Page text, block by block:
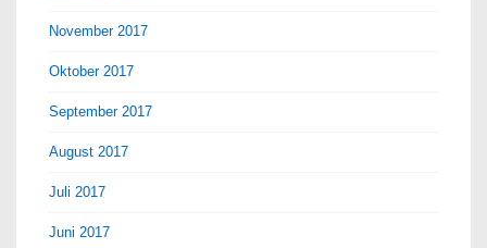
November 2017
Oktober 2017
September 2017
August 2017
Juli 2017
Juni 2017